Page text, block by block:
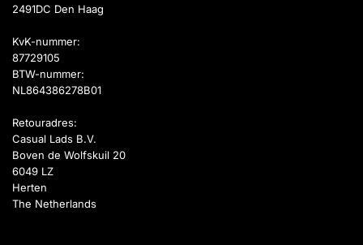
2491DC Den Haag
KvK-nummer:
87729105
BTW-nummer:
NL864386278B01
Retouradres:
Casual Lads B.V.
Boven de Wolfskuil 20
6049 LZ
Herten
The Netherlands